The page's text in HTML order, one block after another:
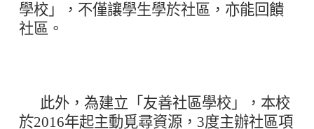
學校」，不僅讓學生學於社區，亦能回饋
社區。
此外，為建立「友善社區學校」，本校
於2016年起主動覓尋資源，3度主辦社區項